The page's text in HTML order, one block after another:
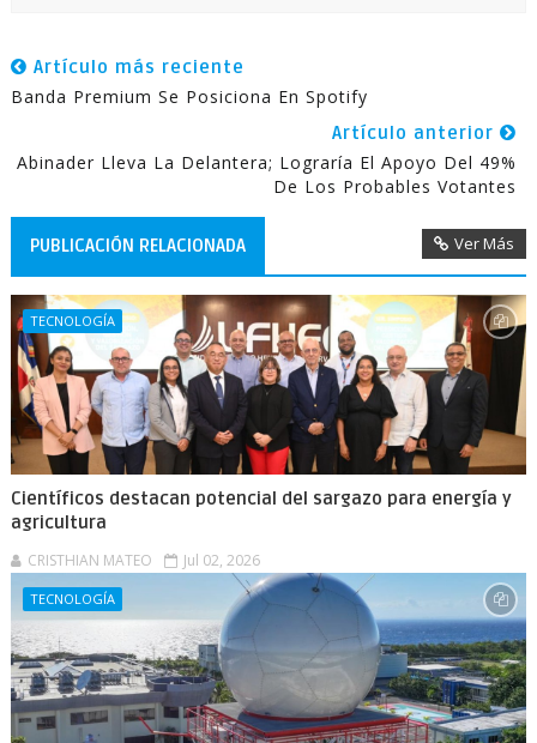
Artículo más reciente
Banda Premium Se Posiciona En Spotify
Artículo anterior
Abinader Lleva La Delantera; Lograría El Apoyo Del 49%
De Los Probables Votantes
PUBLICACIÓN RELACIONADA Ver Más
TECNOLOGÍA
Científicos destacan potencial del sargazo para energía y
agricultura
CRISTHIAN MATEO Jul 02, 2026
TECNOLOGÍA